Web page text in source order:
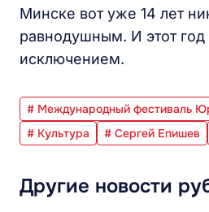
Минске вот уже 14 лет
равнодушным. И этот год
исключением.
# Международный фестиваль
# Культура
# Сергей Епишев
Другие новости